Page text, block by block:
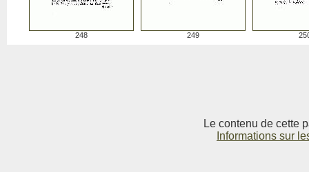
248 249
Le contenu de cette
Informations sur